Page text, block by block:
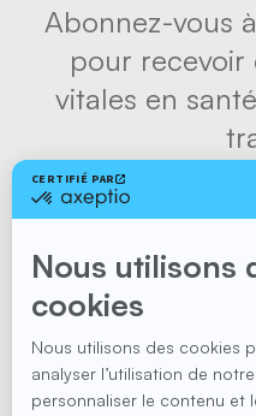
Abonnez-vous
pour recevoir
vitales en